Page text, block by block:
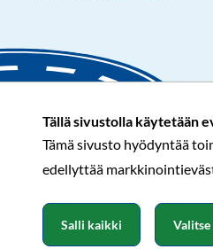
Tällä sivustolla käytetään
Tämä sivusto hyödyntää
edellyttää
Salli kaikki Valitse